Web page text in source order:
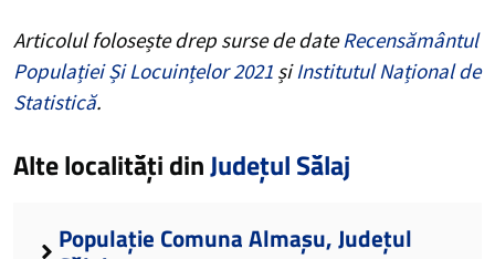
Articolul folosește drep surse de dateRecensământul
Populației Și Locuințelor 2021 șiInstitutul Național de
Statistică.
Alte localități dinJudețul Sălaj
Populație Comuna Almașu, Județul